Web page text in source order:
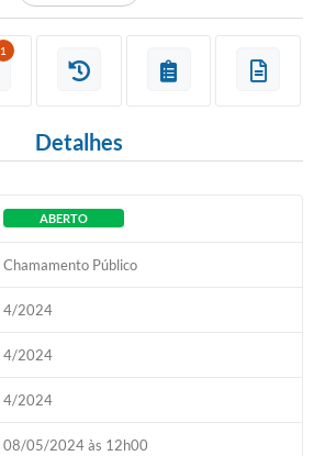
1
Detalhes
ABERTO
Chamamento Público
4/2024
4/2024
4/2024
08/05/2024 às 12h00